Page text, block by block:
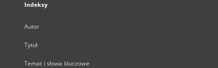
Indeksy
Autor
Tytuł
Temat i słowa kluczowe